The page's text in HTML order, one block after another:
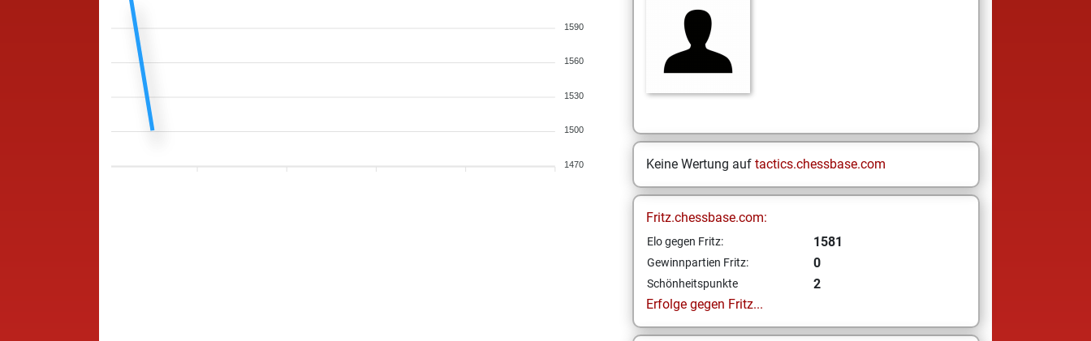
1590
1560
1530
1500
1470 Keine Wertung auf tactics.chessbase.com
Fritz.chessbase.com:
Elo gegen Fritz: 1581
Gewinnpartien Fritz: 0
Schönheitspunkte
2
Erfolge gegen Fritz...